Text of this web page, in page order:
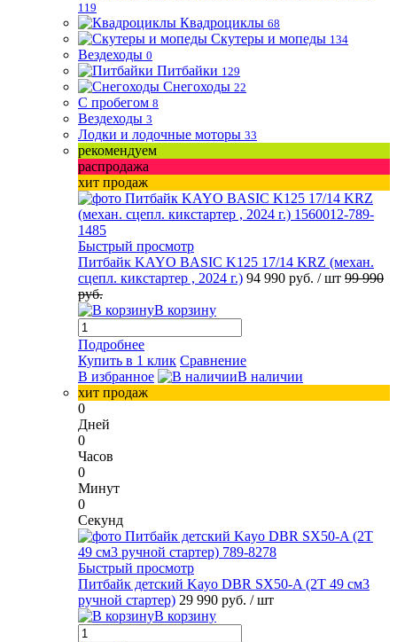
119
Квадроциклы 68
Скутеры и мопеды 134
Вездеходы 0
Питбайки 129
Снегоходы 22
С пробегом 8
Вездеходы 3
Лодки и лодочные моторы 33
рекомендуем
распродажа
хит продаж
Быстрый просмотр
Питбайк KAYO BASIC K125 17/14 KRZ (механ.
сцепл. кикстартер , 2024 г.) 94 990 руб. / шт 99 990
руб.
В корзину
Подробнее
Купить в 1 клик Сравнение
В избранное
В наличии
хит продаж
0
Дней
0
Часов
0
Минут
0
Секунд
Быстрый просмотр
Питбайк детский Kayo DBR SX50-A (2T 49 см3
ручной стартер) 29 990 руб. / шт
В корзину